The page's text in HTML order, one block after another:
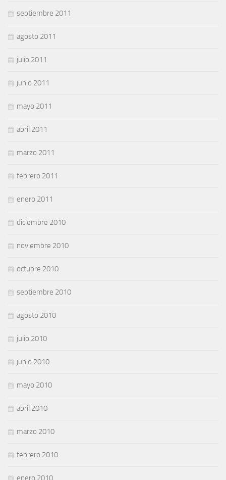
septiembre 2011
agosto 2011
julio 2011
junio 2011
mayo 2011
abril 2011
marzo 2011
febrero 2011
enero 2011
diciembre 2010
noviembre 2010
octubre 2010
septiembre 2010
agosto 2010
julio 2010
junio 2010
mayo 2010
abril 2010
marzo 2010
febrero 2010
enero 2010